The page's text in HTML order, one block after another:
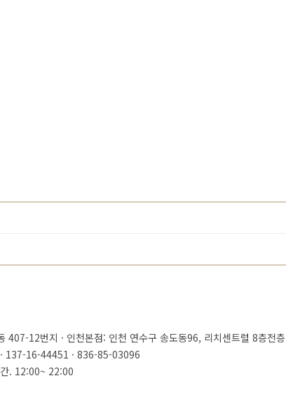
407-12번지 · 인천본점: 인천 연수구 송도동96, 리치센트럴 8층전층
137-16-44451 · 836-85-03096
. 12:00~ 22:00